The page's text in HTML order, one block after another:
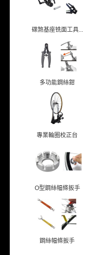
碟煞基座铣面工具...
多功能鋼絲鉗
專業輪圈校正台
O型鋼絲幅條扳手
鋼絲幅條扳手